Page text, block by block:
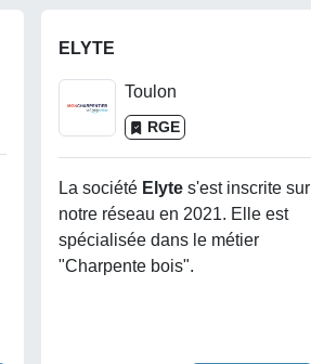
ELYTE
Toulon
RGE
La société Elyte s'est inscrite sur
notre réseau en 2021. Elle est
spécialisée dans le métier
"Charpente bois".